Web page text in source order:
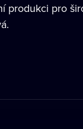
produkci pro